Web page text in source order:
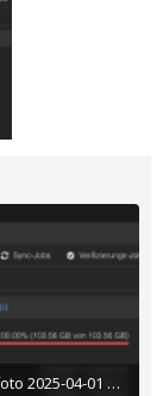
Bildschirmfoto 2025-04-01 um 12.39.50.png